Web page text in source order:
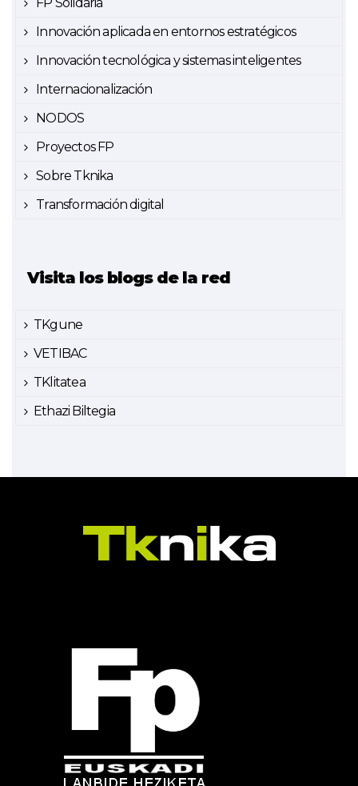
Innovación aplicada en entornos estratégicos
Innovación tecnológica y sistemas inteligentes
Internacionalización
NODOS
Proyectos FP
Sobre Tknika
Transformación digital
Visita los blogs de la red
TKgune
VETIBAC
TKlitatea
Ethazi Biltegia